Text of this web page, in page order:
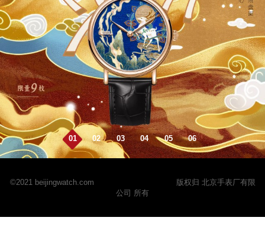
01 02 03 04 05 06
©2021 beijingwatch.com
版权归 北京手表厂有限
公司 所有